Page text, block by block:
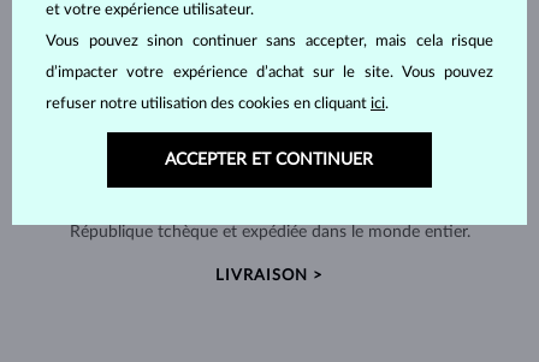
FABRIQUÉS À LA MAIN À PRAGUE
République tchèque et expédiée dans le monde entier.
LIVRAISON >
et votre expérience utilisateur.
Vous pouvez sinon continuer sans accepter, mais cela risque
d’impacter votre expérience d’achat sur le site. Vous pouvez
refuser notre utilisation des cookies en cliquant ici.
ACCEPTER ET CONTINUER